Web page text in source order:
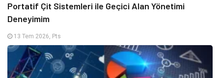
Portatif Çit Sistemleri ile Geçici Alan Yönetimi
Deneyimim
13 Tem 2026, Pts